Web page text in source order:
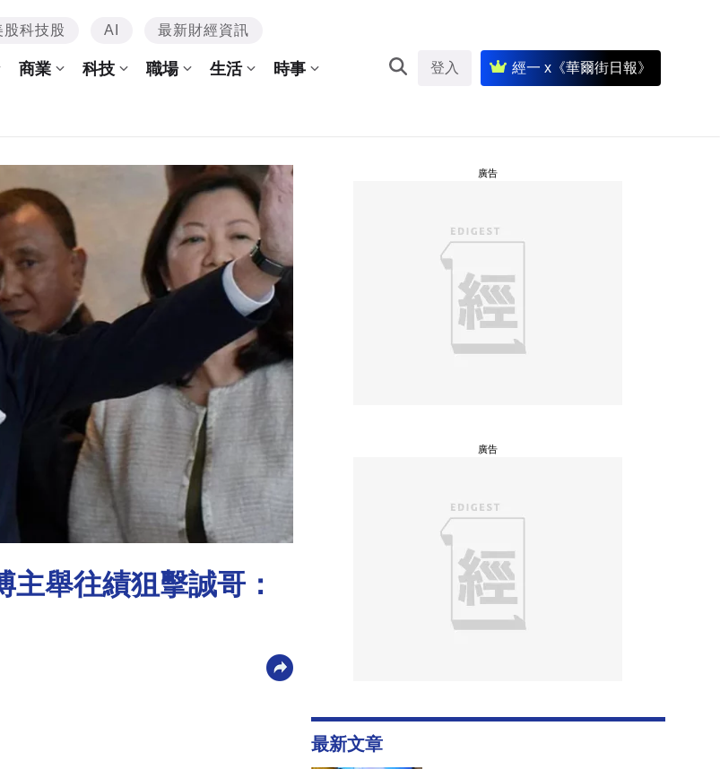
股科技股 AI 最新財經資訊
商業 科技 職場 生活 時事 登入 經一 x《華爾街日報》
主舉往績狙擊誠哥：
廣告
廣告
最新文章